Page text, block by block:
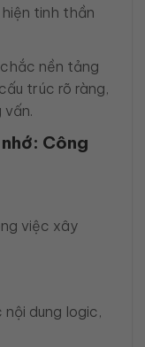
tinh thần
nền tảng
trúc rõ ràng,
vấn.
Công
việc xây
dung logic,